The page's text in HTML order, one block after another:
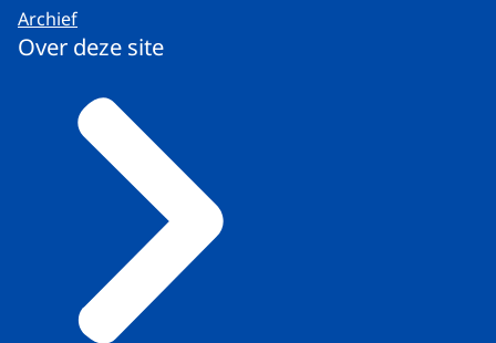
Archief
Over deze site